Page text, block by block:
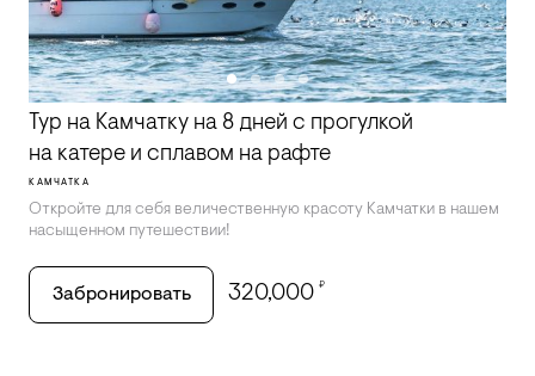
Тур на Камчатку на 8 дней с прогулкой
на катере и сплавом на рафте
КАМЧАТКА
Откройте для себя величественную красоту Камчатки в нашем
насыщенном путешествии!
Забронировать 320,000 ₽